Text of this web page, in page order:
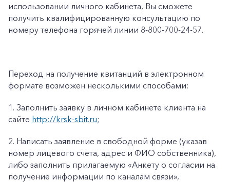
использовании личного кабинета, Вы сможете
получить квалифицированную консультацию по
номеру телефона горячей линии 8-800-700-24-57.
Переход на получение квитанций в электронном
формате возможен несколькими способами:
1. Заполнить заявку в личном кабинете клиента на
сайте http://krsk-sbit.ru;
2. Написать заявление в свободной форме (указав
номер лицевого счета, адрес и ФИО собственника),
либо заполнить прилагаемую «Анкету о согласии на
получение информации по каналам связи»,